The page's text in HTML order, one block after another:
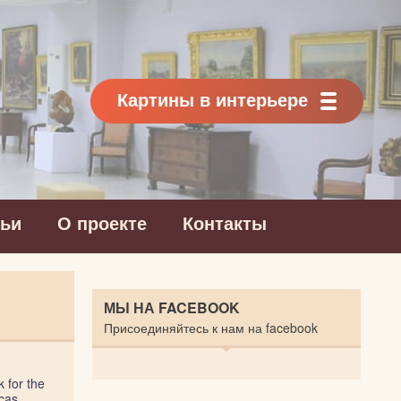
Картины в интерьере
О проекте Контакты
for the
МЫ НА FACEBOOK
Присоединяйтесь к нам на facebook